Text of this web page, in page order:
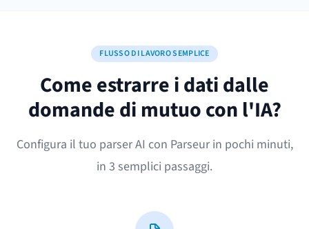
FLUSSO DI LAVORO SEMPLICE
Come estrarre i dati dalle
domande di mutuo con l'IA?
Configura il tuo parser AI con Parseur in pochi minuti,
in 3 semplici passaggi.